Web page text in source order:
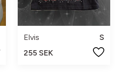
Elvis
S
255 SEK